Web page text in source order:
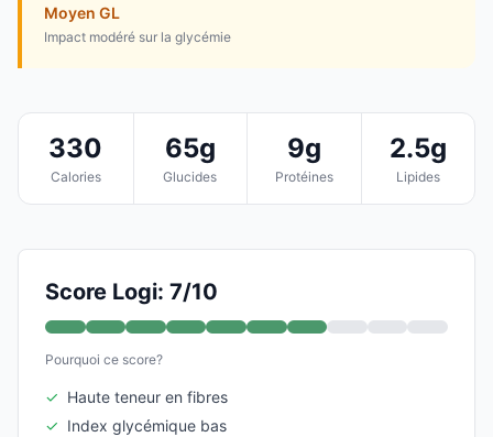
Moyen GL
Impact modéré sur la glycémie
330
Calories
65g
Glucides
9g
Protéines
2.5g
Lipides
Score Logi: 7/10
Pourquoi ce score?
✓ Haute teneur en fibres
✓ Index glycémique bas